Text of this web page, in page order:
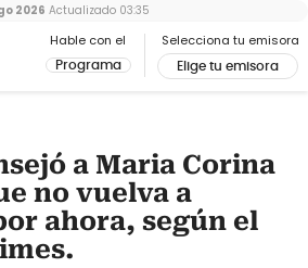
Hable con el
Programa
Selecciona tu emisora
Elige tu emisora
2026 Actualizado 03:35
a Maria Corina
no vuelva a
ahora, según el